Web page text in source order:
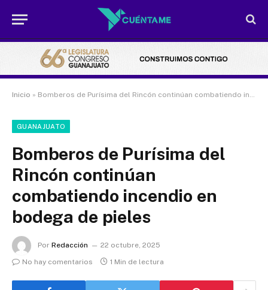
Inicio » Bomberos de Purísima del Rincón continúan combatiendo incendio en bodega de pieles
GUANAJUATO
Bomberos de Purísima del
Rincón continúan
combatiendo incendio en
bodega de pieles
Por Redacción
22 octubre, 2025
No hay comentarios
1 Min de lectura